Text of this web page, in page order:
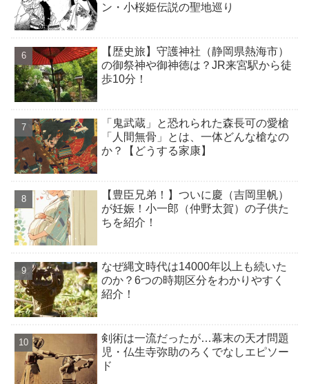
ン・小桜姫伝説の聖地巡り
【歴史旅】守護神社（静岡県熱海市）
の御祭神や御神徳は？JR来宮駅から徒
歩10分！
「鬼武蔵」と恐れられた森長可の愛槍
「人間無骨」とは、一体どんな槍なの
か？【どうする家康】
【豊臣兄弟！】ついに慶（吉岡里帆）
が妊娠！小一郎（仲野太賀）の子供た
ちを紹介！
なぜ縄文時代は14000年以上も続いた
のか？6つの時期区分をわかりやすく
紹介！
剣術は一流だったが…幕末の天才問題
児・仏生寺弥助のろくでなしエピソー
ド